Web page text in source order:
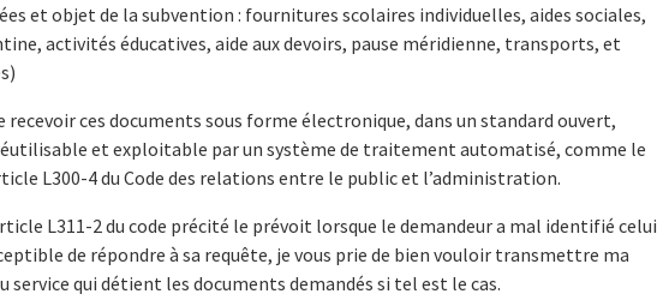
et objet de la subvention : fournitures scolaires individuelles, aides sociales,
activités éducatives, aide aux devoirs, pause méridienne, transports, et
recevoir ces documents sous forme électronique, dans un standard ouvert,
et exploitable par un système de traitement automatisé, comme le
L300-4 du Code des relations entre le public et l’administration.
L311-2 du code précité le prévoit lorsque le demandeur a mal identifié celui
de répondre à sa requête, je vous prie de bien vouloir transmettre ma
service qui détient les documents demandés si tel est le cas.